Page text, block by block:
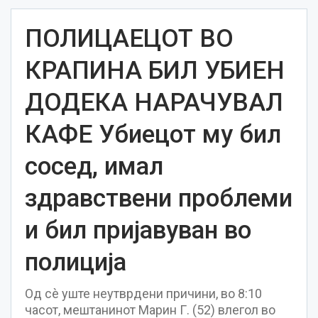
ПОЛИЦАЕЦОТ ВО
КРАПИНА БИЛ УБИЕН
ДОДЕКА НАРАЧУВАЛ
КАФЕ Убиецот му бил
сосед, имал
здравствени проблеми
и бил пријавуван во
полиција
Од сè уште неутврдени причини, во 8:10
часот, мештанинот Марин Г. (52) влегол во